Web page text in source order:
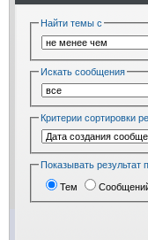
Найти темы с
Искать сообщения
Критерии сортировки
Показывать результат
Тем